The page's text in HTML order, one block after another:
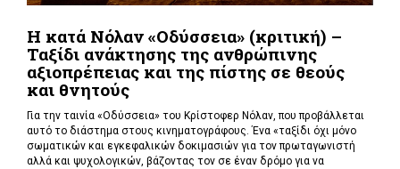
Η κατά Νόλαν «Οδύσσεια» (κριτική) –
Ταξίδι ανάκτησης της ανθρώπινης
αξιοπρέπειας και της πίστης σε θεούς
και θνητούς
Για την ταινία «Οδύσσεια» του Κρίστοφερ Νόλαν,που προβάλλεται
αυτό το διάστημα στους κινηματογράφους. Ένα «ταξίδι όχι μόνο
σωματικών και εγκεφαλικών δοκιμασιών για τον πρωταγωνιστή
αλλά και ψυχολογικών, βάζοντας τον σε έναν δρόμο για να